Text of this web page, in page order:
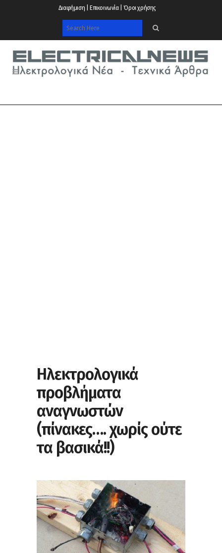
Διαφήμιση | Επικοινωνία | Όροι χρήσης
Ηλεκτρολογικά
προβλήματα
αναγνωστών
(πίνακες…. χωρίς ούτε
τα βασικά!!)